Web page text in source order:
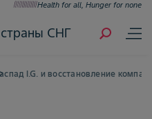
Health for all, Hunger for none
страны СНГ
I.G. и восстановление